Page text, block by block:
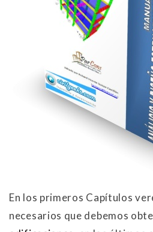
En los primeros Capítulos
necesarios que debemos